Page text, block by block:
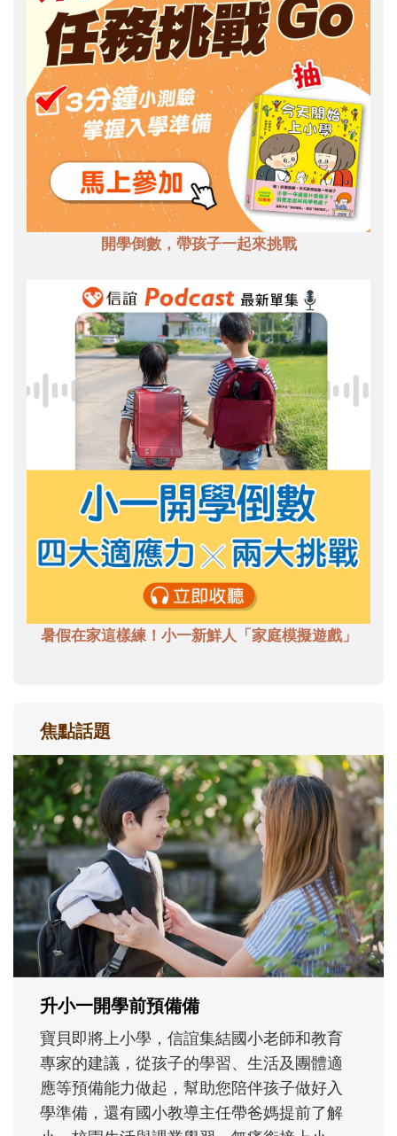
開學倒數，帶孩子一起來挑戰
暑假在家這樣練！小一新鮮人「家庭模擬遊戲」
焦點話題
和孩子一起長大的那個男人│讀懂父親的
不同模樣
沒有人天生就擅長當爸爸！男人總是在一次
次「前所未有」的體驗中，跟著孩子一起長
大。從給予安全感的肢體遊戲，到獨立自
主、角色認同及解決問題的能力養成。爸爸
正嘗試用不同的模樣，參與孩子每個重要的